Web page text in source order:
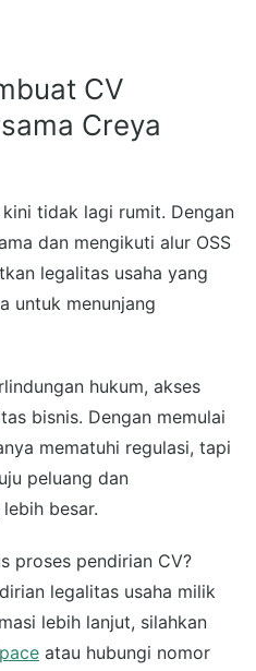
CV
Creya
tidak lagi rumit. Dengan
dan mengikuti alur OSS
legalitas usaha yang
untuk menunjang
hukum, akses
bisnis. Dengan memulai
mematuhi regulasi, tapi
peluang dan
besar.
proses pendirian CV?
legalitas usaha milik
lebih lanjut, silahkan
atau hubungi nomor